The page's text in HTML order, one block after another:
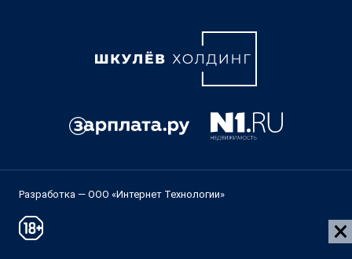
Разработка — ООО «Интернет Технологии»